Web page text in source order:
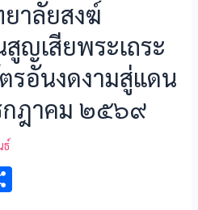
าลัยสงฆ์
ญเสียพระเถระ
รอันงดงามสู่แดน
ฎาคม ๒๕๖๙
ธ์